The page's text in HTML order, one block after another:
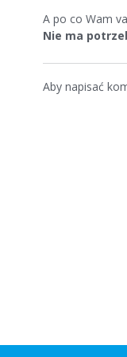
A po co Wam
Nie ma
Aby napisać